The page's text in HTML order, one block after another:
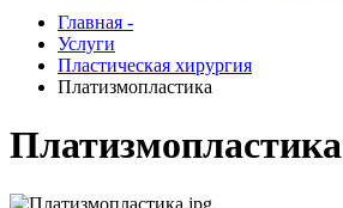
Главная -
Услуги
Пластическая хирургия
Платизмопластика
Платизмопластика